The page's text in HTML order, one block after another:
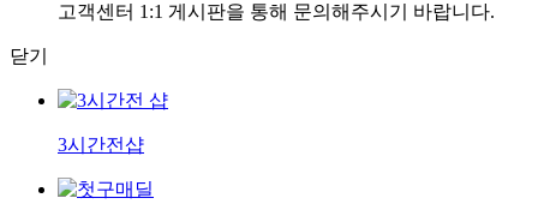
고객센터 1:1 게시판을 통해 문의해주시기 바랍니다.
닫기
3시간전샵